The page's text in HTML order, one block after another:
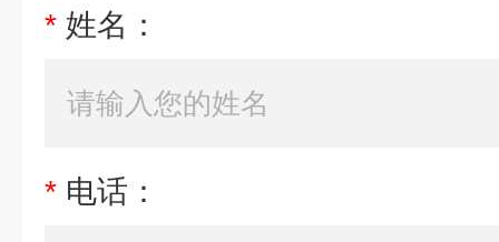
* 姓名：
* 电话：